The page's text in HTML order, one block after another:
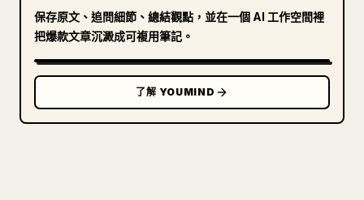
保存原文、追問細節、總結觀點，並在一個 AI 工作空間裡
把爆款文章沉澱成可複用筆記。
了解 YOUMIND